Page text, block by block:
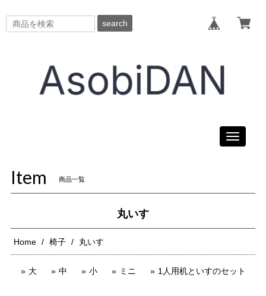
search
Toggle
Item 商品一覧
丸いす
Home 椅子 丸いす
大 中 小 ミニ 1人用机といすのセット